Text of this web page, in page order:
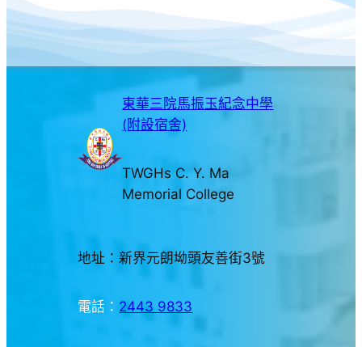
東華三院馬振玉紀念中學
(附設宿舍)
TWGHs C. Y. Ma
Memorial College
地址：新界元朗坳頭友善街3號
電話： 2443 9833